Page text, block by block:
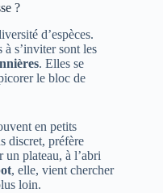
?
d’espèces.
s’inviter sont les
. Elles se
le bloc de
en petits
discret, préfère
un plateau, à l’abri
, elle, vient chercher
loin.